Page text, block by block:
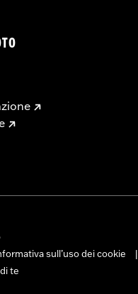
sull’uso dei cookie
te